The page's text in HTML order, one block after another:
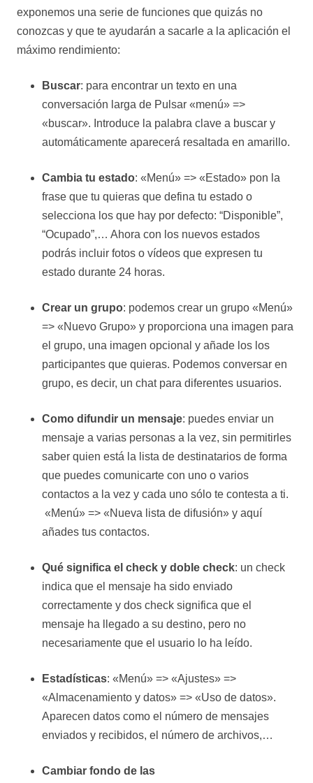
exponemos una serie de funciones que quizás no
conozcas y que te ayudarán a sacarle a la aplicación el
máximo rendimiento:
Buscar: para encontrar un texto en una
conversación larga de Pulsar «menú» =>
«buscar». Introduce la palabra clave a buscar y
automáticamente aparecerá resaltada en amarillo.
Cambia tu estado: «Menú» => «Estado» pon la
frase que tu quieras que defina tu estado o
selecciona los que hay por defecto: “Disponible”,
“Ocupado”,… Ahora con los nuevos estados
podrás incluir fotos o vídeos que expresen tu
estado durante 24 horas.
Crear un grupo: podemos crear un grupo «Menú»
=> «Nuevo Grupo» y proporciona una imagen para
el grupo, una imagen opcional y añade los los
participantes que quieras. Podemos conversar en
grupo, es decir, un chat para diferentes usuarios.
Como difundir un mensaje: puedes enviar un
mensaje a varias personas a la vez, sin permitirles
saber quien está la lista de destinatarios de forma
que puedes comunicarte con uno o varios
contactos a la vez y cada uno sólo te contesta a ti.
«Menú» => «Nueva lista de difusión» y aquí
añades tus contactos.
Qué significa el check y doble check: un check
indica que el mensaje ha sido enviado
correctamente y dos check significa que el
mensaje ha llegado a su destino, pero no
necesariamente que el usuario lo ha leído.
Estadísticas: «Menú» => «Ajustes» =>
«Almacenamiento y datos» => «Uso de datos».
Aparecen datos como el número de mensajes
enviados y recibidos, el número de archivos,…
Cambiar fondo de las